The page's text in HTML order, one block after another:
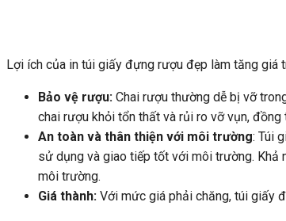
Lợi ích của in túi giấy đựng rượu đẹp làm tăng giá
Bảo vệ rượu: Chai rượu thường dễ bị vỡ
chai rượu khỏi tổn thất và rủi ro vỡ vụn,
An toàn và thân thiện với môi trường: Túi
sử dụng và giao tiếp tốt với môi trường.
môi trường.
Giá thành: Với mức giá phải chăng, túi giấy